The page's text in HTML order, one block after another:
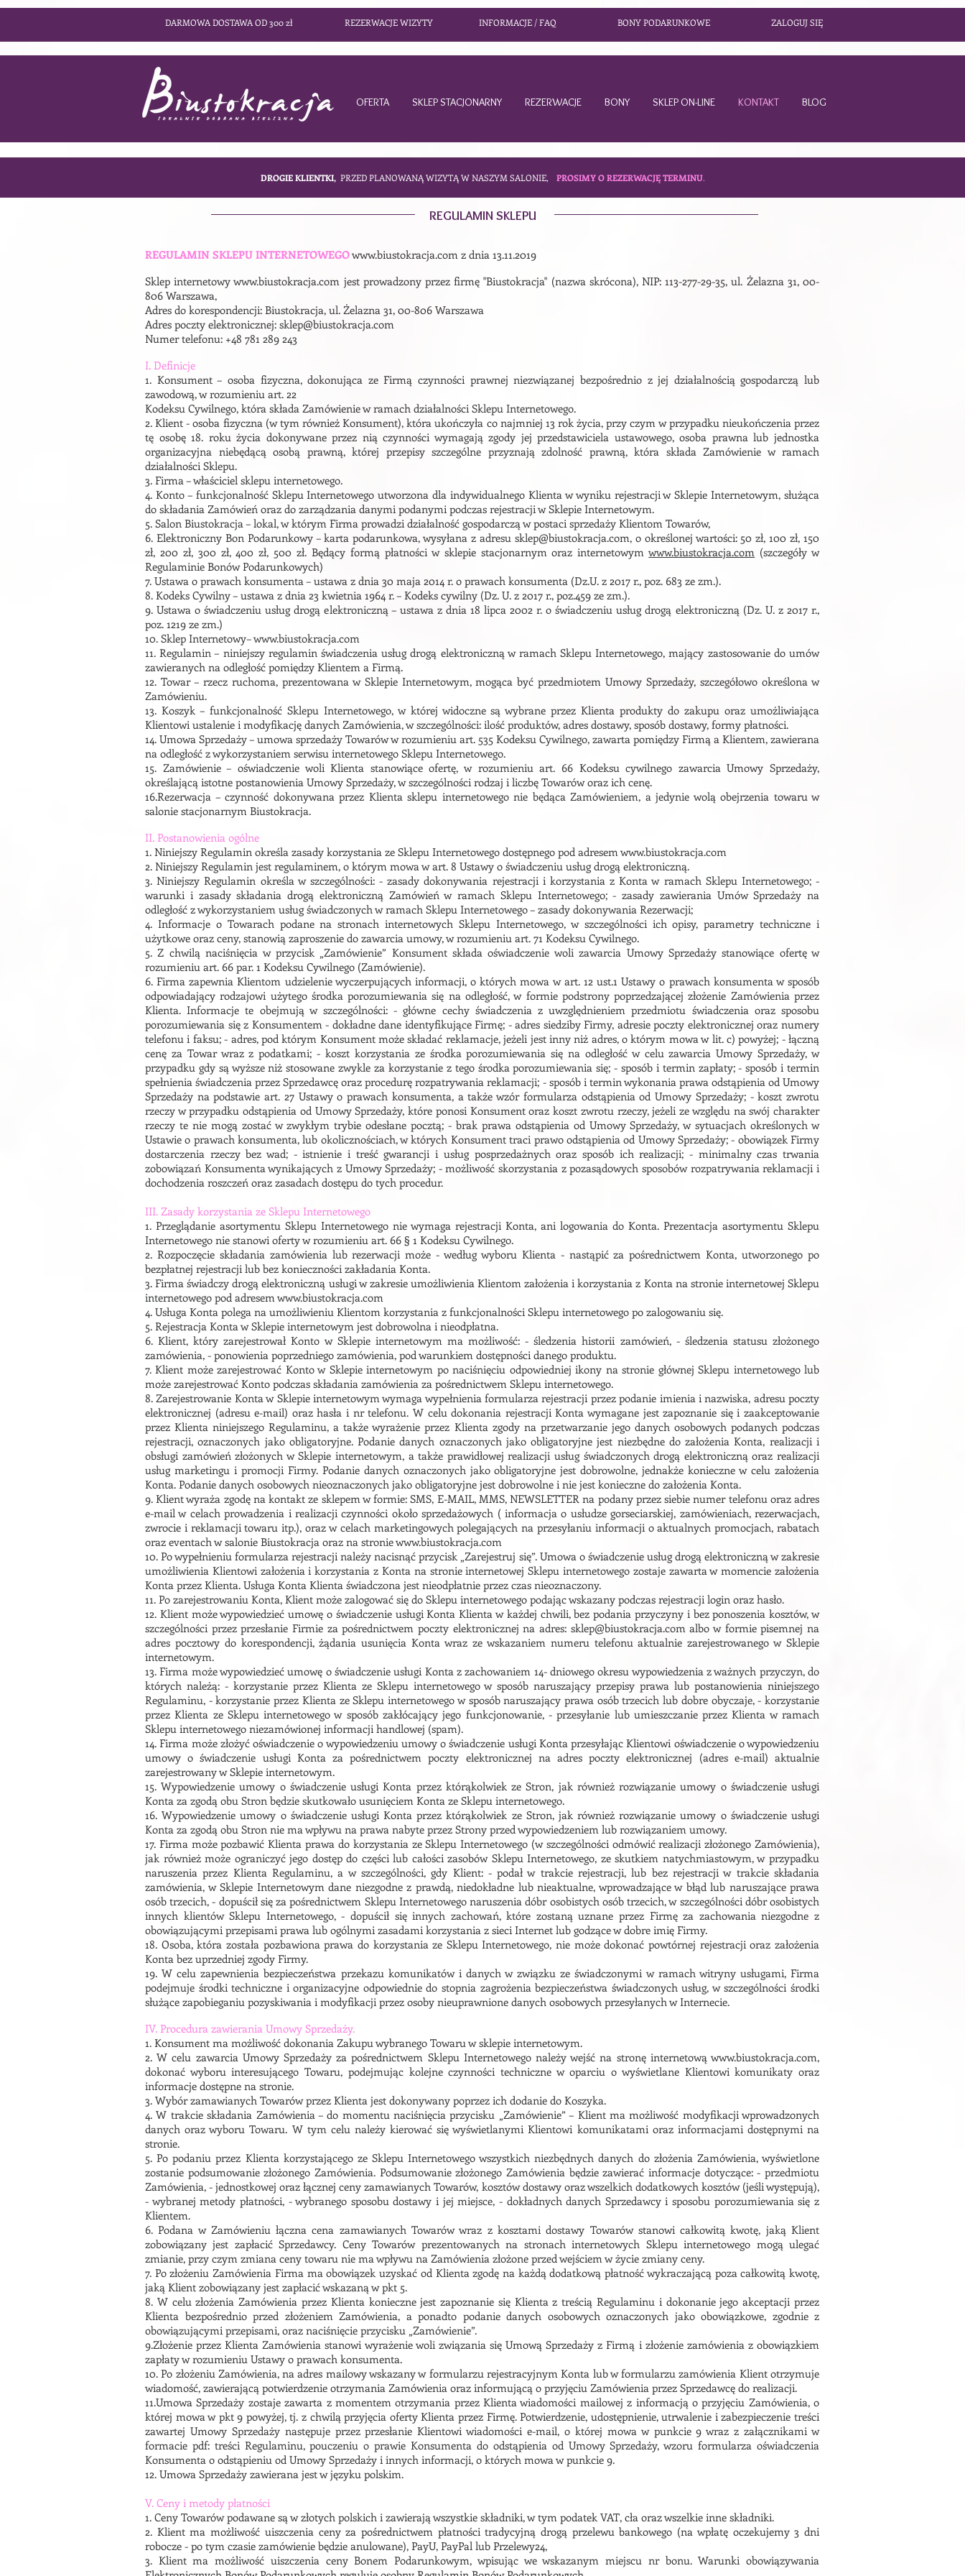
DARMOWA DOSTAWA OD 300 zł REZERWACJE WIZYTY INFORMACJE / FAQ BONY PODARUNKOWE ZALOGUJ SIĘ
OFERTA SKLEP STACJONARNY REZERWACJE BONY SKLEP ON-LINE KONTAKT BLOG
DROGIE KLIENTKI, PRZED PLANOWANĄ WIZYTĄ W NASZYM SALONIE, PROSIMY O REZERWACJĘ TERMINU.
REGULAMIN SKLEPU
REGULAMIN SKLEPU INTERNETOWEGOwww.biustokracja.com z dnia 13.11.2019
Sklep internetowywww.biustokracja.com jest prowadzony przez firmę "Biustokracja" (nazwa skrócona), NIP: 113-277-29-35, ul. Żelazna 31, 00-
806 Warszawa,
Adres do korespondencji: Biustokracja, ul. Żelazna 31, 00-806 Warszawa
Adres poczty elektronicznej: sklep@biustokracja.com
Numer telefonu: +48 781 289 243
I. Definicje
1. Konsument – osoba fizyczna, dokonująca ze Firmą czynności prawnej niezwiązanej bezpośrednio z jej działalnością gospodarczą lub
zawodową, w rozumieniu art. 22
Kodeksu Cywilnego, która składa Zamówienie w ramach działalności Sklepu Internetowego.
2. Klient - osoba fizyczna (w tym również Konsument), która ukończyła co najmniej 13 rok życia, przy czym w przypadku nieukończenia przez
tę osobę 18. roku życia dokonywane przez nią czynności wymagają zgody jej przedstawiciela ustawowego, osoba prawna lub jednostka
organizacyjna niebędącą osobą prawną, której przepisy szczególne przyznają zdolność prawną, która składa Zamówienie w ramach
działalności Sklepu.
3. Firma – właściciel sklepu internetowego.
4. Konto – funkcjonalność Sklepu Internetowego utworzona dla indywidualnego Klienta w wyniku rejestracji w Sklepie Internetowym, służąca
do składania Zamówień oraz do zarządzania danymi podanymi podczas rejestracji w Sklepie Internetowym.
5. Salon Biustokracja – lokal, w którym Firma prowadzi działalność gospodarczą w postaci sprzedaży Klientom Towarów,
6. Elektroniczny Bon Podarunkowy – karta podarunkowa, wysyłana z adresu sklep@biustokracja.com, o określonej wartości: 50 zł, 100 zł, 150
zł, 200 zł, 300 zł, 400 zł, 500 zł. Będący formą płatności w sklepie stacjonarnym oraz internetowymwww.biustokracja.com (szczegóły w
Regulaminie Bonów Podarunkowych)
7. Ustawa o prawach konsumenta – ustawa z dnia 30 maja 2014 r. o prawach konsumenta (Dz.U. z 2017 r., poz. 683 ze zm.).
8. Kodeks Cywilny – ustawa z dnia 23 kwietnia 1964 r. – Kodeks cywilny (Dz. U. z 2017 r., poz.459 ze zm.).
9. Ustawa o świadczeniu usług drogą elektroniczną – ustawa z dnia 18 lipca 2002 r. o świadczeniu usług drogą elektroniczną (Dz. U. z 2017 r.,
poz. 1219 ze zm.)
10. Sklep Internetowy– www.biustokracja.com
11. Regulamin – niniejszy regulamin świadczenia usług drogą elektroniczną w ramach Sklepu Internetowego, mający zastosowanie do umów
zawieranych na odległość pomiędzy Klientem a Firmą.
12. Towar – rzecz ruchoma, prezentowana w Sklepie Internetowym, mogąca być przedmiotem Umowy Sprzedaży, szczegółowo określona w
Zamówieniu.
13. Koszyk – funkcjonalność Sklepu Internetowego, w której widoczne są wybrane przez Klienta produkty do zakupu oraz umożliwiająca
Klientowi ustalenie i modyfikację danych Zamówienia, w szczególności: ilość produktów, adres dostawy, sposób dostawy, formy płatności.
14. Umowa Sprzedaży – umowa sprzedaży Towarów w rozumieniu art. 535 Kodeksu Cywilnego, zawarta pomiędzy Firmą a Klientem, zawierana
na odległość z wykorzystaniem serwisu internetowego Sklepu Internetowego.
15. Zamówienie – oświadczenie woli Klienta stanowiące ofertę, w rozumieniu art. 66 Kodeksu cywilnego zawarcia Umowy Sprzedaży,
określającą istotne postanowienia Umowy Sprzedaży, w szczególności rodzaj i liczbę Towarów oraz ich cenę.
16.Rezerwacja – czynność dokonywana przez Klienta sklepu internetowego nie będąca Zamówieniem, a jedynie wolą obejrzenia towaru w
salonie stacjonarnym Biustokracja.
II. Postanowienia ogólne
1. Niniejszy Regulamin określa zasady korzystania ze Sklepu Internetowego dostępnego pod adresemwww.biustokracja.com
2. Niniejszy Regulamin jest regulaminem, o którym mowa w art. 8 Ustawy o świadczeniu usług drogą elektroniczną.
3. Niniejszy Regulamin określa w szczególności: - zasady dokonywania rejestracji i korzystania z Konta w ramach Sklepu Internetowego; -
warunki i zasady składania drogą elektroniczną Zamówień w ramach Sklepu Internetowego; - zasady zawierania Umów Sprzedaży na
odległość z wykorzystaniem usług świadczonych w ramach Sklepu Internetowego – zasady dokonywania Rezerwacji;
4. Informacje o Towarach podane na stronach internetowych Sklepu Internetowego, w szczególności ich opisy, parametry techniczne i
użytkowe oraz ceny, stanowią zaproszenie do zawarcia umowy, w rozumieniu art. 71 Kodeksu Cywilnego.
5. Z chwilą naciśnięcia w przycisk „Zamówienie” Konsument składa oświadczenie woli zawarcia Umowy Sprzedaży stanowiące ofertę w
rozumieniu art. 66 par. 1 Kodeksu Cywilnego (Zamówienie).
6. Firma zapewnia Klientom udzielenie wyczerpujących informacji, o których mowa w art. 12 ust.1 Ustawy o prawach konsumenta w sposób
odpowiadający rodzajowi użytego środka porozumiewania się na odległość, w formie podstrony poprzedzającej złożenie Zamówienia przez
Klienta. Informacje te obejmują w szczególności: - główne cechy świadczenia z uwzględnieniem przedmiotu świadczenia oraz sposobu
porozumiewania się z Konsumentem - dokładne dane identyfikujące Firmę; - adres siedziby Firmy, adresie poczty elektronicznej oraz numery
telefonu i faksu; - adres, pod którym Konsument może składać reklamacje, jeżeli jest inny niż adres, o którym mowa w lit. c) powyżej; - łączną
cenę za Towar wraz z podatkami; - koszt korzystania ze środka porozumiewania się na odległość w celu zawarcia Umowy Sprzedaży, w
przypadku gdy są wyższe niż stosowane zwykle za korzystanie z tego środka porozumiewania się; - sposób i termin zapłaty; - sposób i termin
spełnienia świadczenia przez Sprzedawcę oraz procedurę rozpatrywania reklamacji; - sposób i termin wykonania prawa odstąpienia od Umowy
Sprzedaży na podstawie art. 27 Ustawy o prawach konsumenta, a także wzór formularza odstąpienia od Umowy Sprzedaży; - koszt zwrotu
rzeczy w przypadku odstąpienia od Umowy Sprzedaży, które ponosi Konsument oraz koszt zwrotu rzeczy, jeżeli ze względu na swój charakter
rzeczy te nie mogą zostać w zwykłym trybie odesłane pocztą; - brak prawa odstąpienia od Umowy Sprzedaży, w sytuacjach określonych w
Ustawie o prawach konsumenta, lub okolicznościach, w których Konsument traci prawo odstąpienia od Umowy Sprzedaży; - obowiązek Firmy
dostarczenia rzeczy bez wad; - istnienie i treść gwarancji i usług posprzedażnych oraz sposób ich realizacji; - minimalny czas trwania
zobowiązań Konsumenta wynikających z Umowy Sprzedaży; - możliwość skorzystania z pozasądowych sposobów rozpatrywania reklamacji i
dochodzenia roszczeń oraz zasadach dostępu do tych procedur.
III. Zasady korzystania ze Sklepu Internetowego
1. Przeglądanie asortymentu Sklepu Internetowego nie wymaga rejestracji Konta, ani logowania do Konta. Prezentacja asortymentu Sklepu
Internetowego nie stanowi oferty w rozumieniu art. 66 § 1 Kodeksu Cywilnego.
2. Rozpoczęcie składania zamówienia lub rezerwacji może - według wyboru Klienta - nastąpić za pośrednictwem Konta, utworzonego po
bezpłatnej rejestracji lub bez konieczności zakładania Konta.
3. Firma świadczy drogą elektroniczną usługi w zakresie umożliwienia Klientom założenia i korzystania z Konta na stronie internetowej Sklepu
internetowego pod adresem www.biustokracja.com
4. Usługa Konta polega na umożliwieniu Klientom korzystania z funkcjonalności Sklepu internetowego po zalogowaniu się.
5. Rejestracja Konta w Sklepie internetowym jest dobrowolna i nieodpłatna.
6. Klient, który zarejestrował Konto w Sklepie internetowym ma możliwość: - śledzenia historii zamówień, - śledzenia statusu złożonego
zamówienia, - ponowienia poprzedniego zamówienia, pod warunkiem dostępności danego produktu.
7. Klient może zarejestrować Konto w Sklepie internetowym po naciśnięciu odpowiedniej ikony na stronie głównej Sklepu internetowego lub
może zarejestrować Konto podczas składania zamówienia za pośrednictwem Sklepu internetowego.
8. Zarejestrowanie Konta w Sklepie internetowym wymaga wypełnienia formularza rejestracji przez podanie imienia i nazwiska, adresu poczty
elektronicznej (adresu e-mail) oraz hasła i nr telefonu. W celu dokonania rejestracji Konta wymagane jest zapoznanie się i zaakceptowanie
przez Klienta niniejszego Regulaminu, a także wyrażenie przez Klienta zgody na przetwarzanie jego danych osobowych podanych podczas
rejestracji, oznaczonych jako obligatoryjne. Podanie danych oznaczonych jako obligatoryjne jest niezbędne do założenia Konta, realizacji i
obsługi zamówień złożonych w Sklepie internetowym, a także prawidłowej realizacji usług świadczonych drogą elektroniczną oraz realizacji
usług marketingu i promocji Firmy. Podanie danych oznaczonych jako obligatoryjne jest dobrowolne, jednakże konieczne w celu założenia
Konta. Podanie danych osobowych nieoznaczonych jako obligatoryjne jest dobrowolne i nie jest konieczne do założenia Konta.
9. Klient wyraża zgodę na kontakt ze sklepem w formie: SMS, E-MAIL, MMS, NEWSLETTER na podany przez siebie numer telefonu oraz adres
e-mail w celach prowadzenia i realizacji czynności około sprzedażowych ( informacja o usłudze gorseciarskiej, zamówieniach, rezerwacjach,
zwrocie i reklamacji towaru itp.), oraz w celach marketingowych polegających na przesyłaniu informacji o aktualnych promocjach, rabatach
oraz eventach w salonie Biustokracja oraz na stronie www.biustokracja.com
10. Po wypełnieniu formularza rejestracji należy nacisnąć przycisk „Zarejestruj się”. Umowa o świadczenie usług drogą elektroniczną w zakresie
umożliwienia Klientowi założenia i korzystania z Konta na stronie internetowej Sklepu internetowego zostaje zawarta w momencie założenia
Konta przez Klienta. Usługa Konta Klienta świadczona jest nieodpłatnie przez czas nieoznaczony.
11. Po zarejestrowaniu Konta, Klient może zalogować się do Sklepu internetowego podając wskazany podczas rejestracji login oraz hasło.
12. Klient może wypowiedzieć umowę o świadczenie usługi Konta Klienta w każdej chwili, bez podania przyczyny i bez ponoszenia kosztów, w
szczególności przez przesłanie Firmie za pośrednictwem poczty elektronicznej na adres: sklep@biustokracja.com albo w formie pisemnej na
adres pocztowy do korespondencji, żądania usunięcia Konta wraz ze wskazaniem numeru telefonu aktualnie zarejestrowanego w Sklepie
internetowym.
13. Firma może wypowiedzieć umowę o świadczenie usługi Konta z zachowaniem 14- dniowego okresu wypowiedzenia z ważnych przyczyn, do
których należą: - korzystanie przez Klienta ze Sklepu internetowego w sposób naruszający przepisy prawa lub postanowienia niniejszego
Regulaminu, - korzystanie przez Klienta ze Sklepu internetowego w sposób naruszający prawa osób trzecich lub dobre obyczaje, - korzystanie
przez Klienta ze Sklepu internetowego w sposób zakłócający jego funkcjonowanie, - przesyłanie lub umieszczanie przez Klienta w ramach
Sklepu internetowego niezamówionej informacji handlowej (spam).
14. Firma może złożyć oświadczenie o wypowiedzeniu umowy o świadczenie usługi Konta przesyłając Klientowi oświadczenie o wypowiedzeniu
umowy o świadczenie usługi Konta za pośrednictwem poczty elektronicznej na adres poczty elektronicznej (adres e-mail) aktualnie
zarejestrowany w Sklepie internetowym.
15. Wypowiedzenie umowy o świadczenie usługi Konta przez którąkolwiek ze Stron, jak również rozwiązanie umowy o świadczenie usługi
Konta za zgodą obu Stron będzie skutkowało usunięciem Konta ze Sklepu internetowego.
16. Wypowiedzenie umowy o świadczenie usługi Konta przez którąkolwiek ze Stron, jak również rozwiązanie umowy o świadczenie usługi
Konta za zgodą obu Stron nie ma wpływu na prawa nabyte przez Strony przed wypowiedzeniem lub rozwiązaniem umowy.
17. Firma może pozbawić Klienta prawa do korzystania ze Sklepu Internetowego (w szczególności odmówić realizacji złożonego Zamówienia),
jak również może ograniczyć jego dostęp do części lub całości zasobów Sklepu Internetowego, ze skutkiem natychmiastowym, w przypadku
naruszenia przez Klienta Regulaminu, a w szczególności, gdy Klient: - podał w trakcie rejestracji, lub bez rejestracji w trakcie składania
zamówienia, w Sklepie Internetowym dane niezgodne z prawdą, niedokładne lub nieaktualne, wprowadzające w błąd lub naruszające prawa
osób trzecich, - dopuścił się za pośrednictwem Sklepu Internetowego naruszenia dóbr osobistych osób trzecich, w szczególności dóbr osobistych
innych klientów Sklepu Internetowego, - dopuścił się innych zachowań, które zostaną uznane przez Firmę za zachowania niezgodne z
obowiązującymi przepisami prawa lub ogólnymi zasadami korzystania z sieci Internet lub godzące w dobre imię Firmy.
18. Osoba, która została pozbawiona prawa do korzystania ze Sklepu Internetowego, nie może dokonać powtórnej rejestracji oraz założenia
Konta bez uprzedniej zgody Firmy.
19. W celu zapewnienia bezpieczeństwa przekazu komunikatów i danych w związku ze świadczonymi w ramach witryny usługami, Firma
podejmuje środki techniczne i organizacyjne odpowiednie do stopnia zagrożenia bezpieczeństwa świadczonych usług, w szczególności środki
służące zapobieganiu pozyskiwania i modyfikacji przez osoby nieuprawnione danych osobowych przesyłanych w Internecie.
IV. Procedura zawierania Umowy Sprzedaży.
1. Konsument ma możliwość dokonania Zakupu wybranego Towaru w sklepie internetowym.
2. W celu zawarcia Umowy Sprzedaży za pośrednictwem Sklepu Internetowego należy wejść na stronę internetową www.biustokracja.com,
dokonać wyboru interesującego Towaru, podejmując kolejne czynności techniczne w oparciu o wyświetlane Klientowi komunikaty oraz
informacje dostępne na stronie.
3. Wybór zamawianych Towarów przez Klienta jest dokonywany poprzez ich dodanie do Koszyka.
4. W trakcie składania Zamówienia – do momentu naciśnięcia przycisku „Zamówienie” – Klient ma możliwość modyfikacji wprowadzonych
danych oraz wyboru Towaru. W tym celu należy kierować się wyświetlanymi Klientowi komunikatami oraz informacjami dostępnymi na
stronie.
5. Po podaniu przez Klienta korzystającego ze Sklepu Internetowego wszystkich niezbędnych danych do złożenia Zamówienia, wyświetlone
zostanie podsumowanie złożonego Zamówienia. Podsumowanie złożonego Zamówienia będzie zawierać informacje dotyczące: - przedmiotu
Zamówienia, - jednostkowej oraz łącznej ceny zamawianych Towarów, kosztów dostawy oraz wszelkich dodatkowych kosztów (jeśli występują),
- wybranej metody płatności, - wybranego sposobu dostawy i jej miejsce, - dokładnych danych Sprzedawcy i sposobu porozumiewania się z
Klientem.
6. Podana w Zamówieniu łączna cena zamawianych Towarów wraz z kosztami dostawy Towarów stanowi całkowitą kwotę, jaką Klient
zobowiązany jest zapłacić Sprzedawcy. Ceny Towarów prezentowanych na stronach internetowych Sklepu internetowego mogą ulegać
zmianie, przy czym zmiana ceny towaru nie ma wpływu na Zamówienia złożone przed wejściem w życie zmiany ceny.
7. Po złożeniu Zamówienia Firma ma obowiązek uzyskać od Klienta zgodę na każdą dodatkową płatność wykraczającą poza całkowitą kwotę,
jaką Klient zobowiązany jest zapłacić wskazaną w pkt 5.
8. W celu złożenia Zamówienia przez Klienta konieczne jest zapoznanie się Klienta z treścią Regulaminu i dokonanie jego akceptacji przez
Klienta bezpośrednio przed złożeniem Zamówienia, a ponadto podanie danych osobowych oznaczonych jako obowiązkowe, zgodnie z
obowiązującymi przepisami, oraz naciśnięcie przycisku „Zamówienie”.
9.Złożenie przez Klienta Zamówienia stanowi wyrażenie woli związania się Umową Sprzedaży z Firmą i złożenie zamówienia z obowiązkiem
zapłaty w rozumieniu Ustawy o prawach konsumenta.
10. Po złożeniu Zamówienia, na adres mailowy wskazany w formularzu rejestracyjnym Konta lub w formularzu zamówienia Klient otrzymuje
wiadomość, zawierającą potwierdzenie otrzymania Zamówienia oraz informującą o przyjęciu Zamówienia przez Sprzedawcę do realizacji.
11.Umowa Sprzedaży zostaje zawarta z momentem otrzymania przez Klienta wiadomości mailowej z informacją o przyjęciu Zamówienia, o
której mowa w pkt 9 powyżej, tj. z chwilą przyjęcia oferty Klienta przez Firmę. Potwierdzenie, udostępnienie, utrwalenie i zabezpieczenie treści
zawartej Umowy Sprzedaży następuje przez przesłanie Klientowi wiadomości e-mail, o której mowa w punkcie 9 wraz z załącznikami w
formacie pdf: treści Regulaminu, pouczeniu o prawie Konsumenta do odstąpienia od Umowy Sprzedaży, wzoru formularza oświadczenia
Konsumenta o odstąpieniu od Umowy Sprzedaży i innych informacji, o których mowa w punkcie 9.
12. Umowa Sprzedaży zawierana jest w języku polskim.
V. Ceny i metody płatności
1. Ceny Towarów podawane są w złotych polskich i zawierają wszystkie składniki, w tym podatek VAT, cła oraz wszelkie inne składniki.
2. Klient ma możliwość uiszczenia ceny za pośrednictwem płatności tradycyjną drogą przelewu bankowego (na wpłatę oczekujemy 3 dni
robocze - po tym czasie zamówienie będzie anulowane), PayU, PayPal lub Przelewy24,
3. Klient ma możliwość uiszczenia ceny Bonem Podarunkowym, wpisując we wskazanym miejscu nr bonu. Warunki obowiązywania